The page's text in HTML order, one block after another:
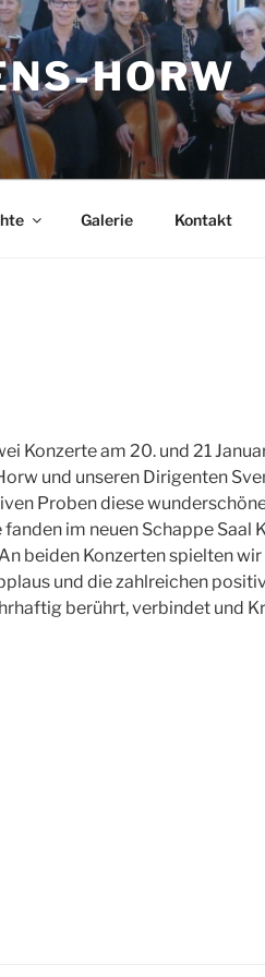
HORW
Galerie Kontakt
Konzerte am 20. und 21
und unseren Dirigenten
Proben diese
im neuen Schappe Saal
beiden Konzerten spielten
und die zahlreichen
berührt, verbindet und